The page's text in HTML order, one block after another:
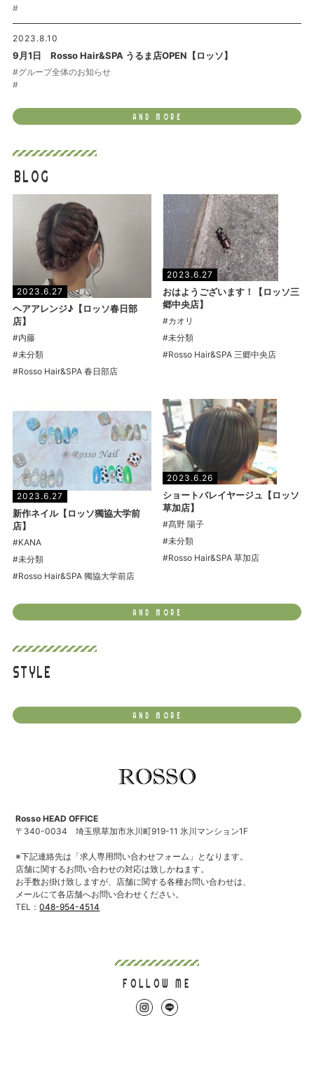
#
2023.8.10
9月1日 Rosso Hair&SPA うるま店OPEN【ロッソ】
#グループ全体のお知らせ
#
AND MORE
BLOG
2023.6.27
ヘアアレンジ♪【ロッソ春日部
店】
#内藤
#未分類
#Rosso Hair&SPA 春日部店
2023.6.27
おはようございます！【ロッソ三
郷中央店】
#カオリ
#未分類
#Rosso Hair&SPA 三郷中央店
2023.6.27
新作ネイル【ロッソ獨協大学前
店】
#KANA
#未分類
#Rosso Hair&SPA 獨協大学前店
2023.6.26
ショートバレイヤージュ【ロッソ
草加店】
#髙野 陽子
#未分類
#Rosso Hair&SPA 草加店
AND MORE
STYLE
AND MORE
Rosso HEAD OFFICE
〒340-0034
埼玉県草加市氷川町919-11 氷川マンション1F
※下記連絡先は「求人専用問い合わせフォーム」となります。
店舗に関するお問い合わせの対応は致しかねます。
お手数お掛け致しますが、店舗に関する各種お問い合わせは、
メールにて各店舗へお問い合わせください。
TEL：048-954-4514
FOLLOW ME